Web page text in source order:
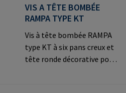
VIS A TÊTE BOMBÉE
RAMPA TYPE KT
Vis à tête bombée RAMPA
type KT à six pans creux et
tête ronde décorative pour